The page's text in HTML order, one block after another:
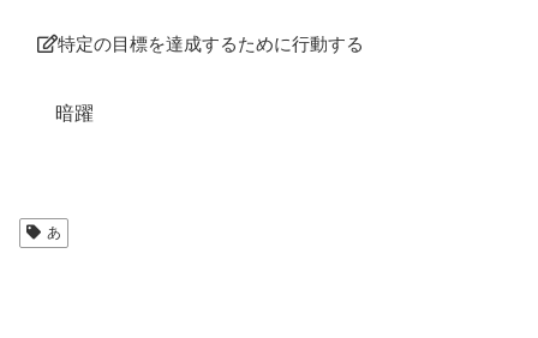
特定の目標を達成するために行動する
暗躍
あ